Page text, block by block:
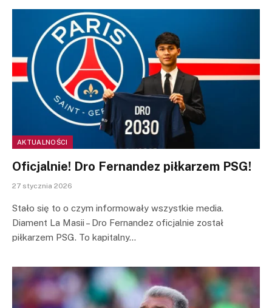
AKTUALNOŚCI
Oficjalnie! Dro Fernandez piłkarzem PSG!
27 stycznia 2026
Stało się to o czym informowały wszystkie media.
Diament La Masii – Dro Fernandez oficjalnie został
piłkarzem PSG. To kapitalny…